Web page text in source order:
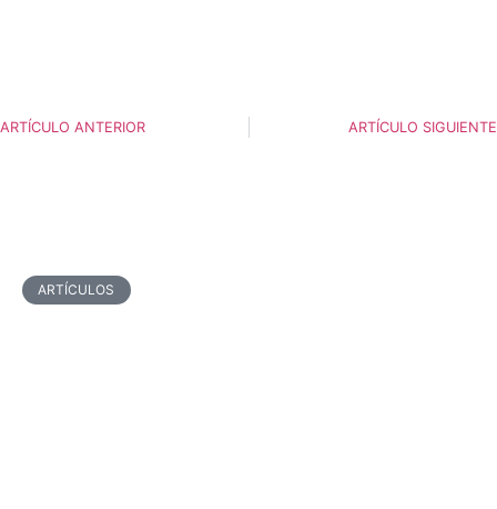
ARTÍCULO ANTERIOR ARTÍCULO SIGUIENTE
ARTÍCULOS